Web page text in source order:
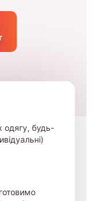
одягу, будь-